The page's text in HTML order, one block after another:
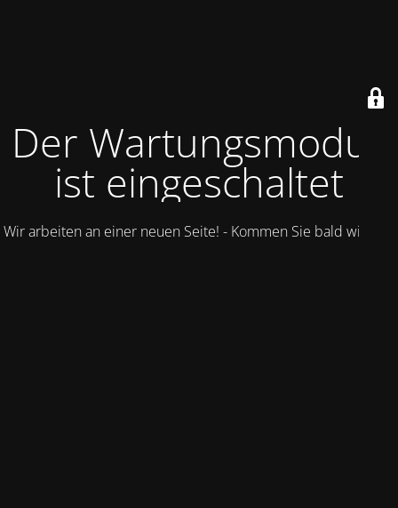
Der Wartungsmodus
ist eingeschaltet
Wir arbeiten an einer neuen Seite! - Kommen Sie bald wieder.